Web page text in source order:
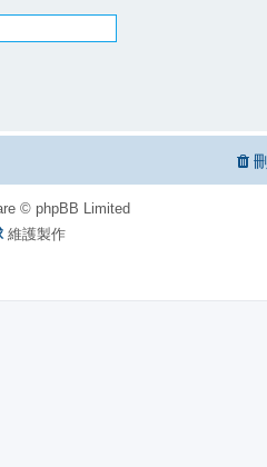
© phpBB Limited
維護製作